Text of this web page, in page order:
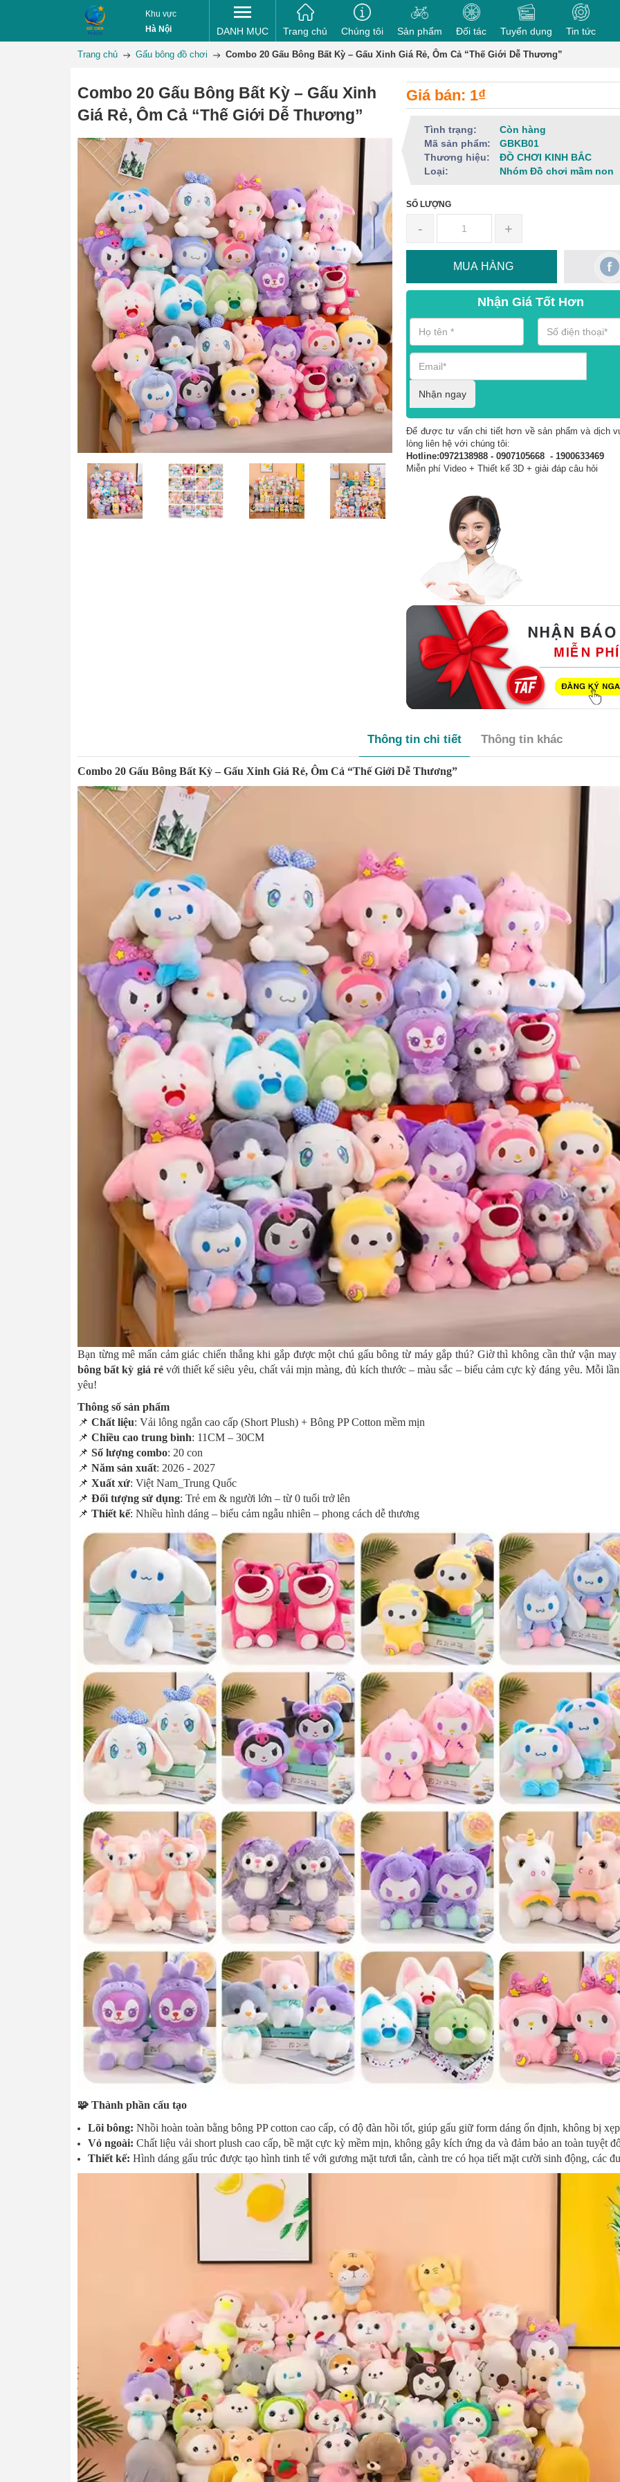
Khu vực
Hà Nội
DANH MỤC Trang chủ Chúng tôi Sản phẩm Đối tác Tuyển dụng Tin tức
Trang chủ Gấu bông đồ chơi Combo 20 Gấu Bông Bất Kỳ – Gấu Xinh Giá Rẻ, Ôm Cả “Thế Giới Dễ Thương”
Combo 20 Gấu Bông Bất Kỳ – Gấu Xinh
Giá Rẻ, Ôm Cả “Thế Giới Dễ Thương”
Giá bán: 1₫
Tình trạng:
Còn hàng
Mã sản phẩm:
GBKB01
Thương hiệu:
ĐỒ CHƠI KINH BẮC
Loại:
Nhóm Đồ chơi mầm non
SỐ LƯỢNG
- +
MUA HÀNG
Nhận Giá Tốt Hơn
Nhận ngay
Để được tư vấn chi tiết hơn về sản phẩm và dịch
lòng liên hệ với chúng tôi:
Hotline:0972138988 - 0907105668 - 1900633469
Miễn phí Video + Thiết kế 3D + giải đáp câu hỏi
Thông tin chi tiết Thông tin khác
Combo 20 Gấu Bông Bất Kỳ – Gấu Xinh Giá Rẻ, Ôm Cả “Thế Giới Dễ Thương”
Bạn từng mê mẩn cảm giác chiến thắng khi gắp được một chú gấu bông từ máy gắp thú? Giờ thì không cần thử vận may
bông bất kỳ giá rẻvới thiết kế siêu yêu, chất vải mịn màng, đủ kích thước – màu sắc – biểu cảm cực kỳ đáng yêu. Mỗi
yêu!
Thông số sản phẩm
📌 Chất liệu: Vải lông ngắn cao cấp (Short Plush) + Bông PP Cotton mềm mịn
📌 Chiều cao trung bình: 11CM – 30CM
📌 Số lượng combo: 20 con
📌 Năm sản xuất: 2026 - 2027
📌 Xuất xứ: Việt Nam_Trung Quốc
📌 Đối tượng sử dụng: Trẻ em & người lớn – từ 0 tuổi trở lên
📌 Thiết kế: Nhiều hình dáng – biểu cảm ngẫu nhiên – phong cách dễ thương
🧩 Thành phần cấu tạo
Lõi bông: Nhồi hoàn toàn bằng bông PP cotton cao cấp, có độ đàn hồi tốt, giúp gấu giữ form dáng ổn định, không bị
Vỏ ngoài: Chất liệu vải short plush cao cấp, bề mặt cực kỳ mềm mịn, không gây kích ứng da và đảm bảo an toàn tuyệt
Thiết kế: Hình dáng gấu trúc được tạo hình tinh tế với gương mặt tươi tắn, cành tre có họa tiết mặt cười sinh động, các